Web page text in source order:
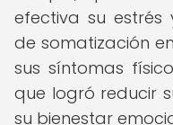
efectiva su estrés
de somatización
sus síntomas
que logró reducir
su bienestar